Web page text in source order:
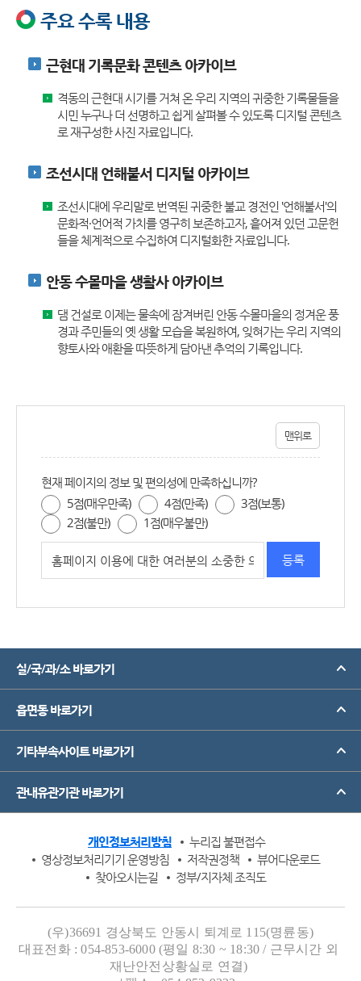
주요 수록 내용
근현대 기록문화 콘텐츠 아카이브
격동의 근현대 시기를 거쳐 온 우리 지역의 귀중한 기록물들을
시민 누구나 더 선명하고 쉽게 살펴볼 수 있도록 디지털 콘텐츠
로 재구성한 사진 자료입니다.
조선시대 언해불서 디지털 아카이브
조선시대에 우리말로 번역된 귀중한 불교 경전인 '언해불서'의
문화적·언어적 가치를 영구히 보존하고자, 흩어져 있던 고문헌
들을 체계적으로 수집하여 디지털화한 자료입니다.
안동 수몰마을 생활사 아카이브
댐 건설로 이제는 물속에 잠겨버린 안동 수몰마을의 정겨운 풍
경과 주민들의 옛 생활 모습을 복원하여, 잊혀가는 우리 지역의
향토사와 애환을 따뜻하게 담아낸 추억의 기록입니다.
맨위로
현재 페이지의 정보 및 편의성에 만족하십니까?
5점(매우만족)
4점(만족)
3점(보통)
2점(불만)
1점(매우불만)
실/국/과/소 바로가기
읍면동 바로가기
기타부속사이트 바로가기
관내유관기관 바로가기
개인정보처리방침
누리집 불편접수
영상정보처리기기 운영방침
저작권정책
뷰어다운로드
찾아오시는길
정부/지자체 조직도
(우)36691 경상북도 안동시 퇴계로 115(명륜동)
대표전화 : 054-853-6000 (평일 8:30 ~ 18:30 / 근무시간 외
재난안전상황실로 연결)